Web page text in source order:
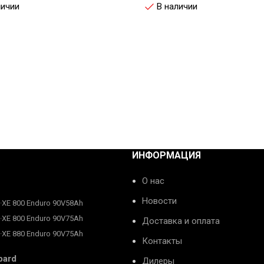
В наличии
800 Enduro 90V58Ah
800 Enduro 90V75Ah
880 Enduro 90V75Ah
ИНФОРМАЦИЯ
О нас
Новости
Доставка и оплата
Контакты
Дилеры